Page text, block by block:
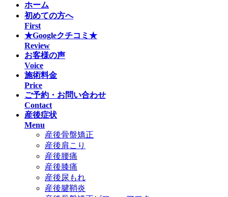
ホーム
初めての方へ
First
★Googleクチコミ★
Review
お客様の声
Voice
施術料金
Price
ご予約・お問い合わせ
Contact
産後症状
Menu
産後骨盤矯正
産後肩こり
産後腰痛
産後膝痛
産後尿もれ
産後腱鞘炎